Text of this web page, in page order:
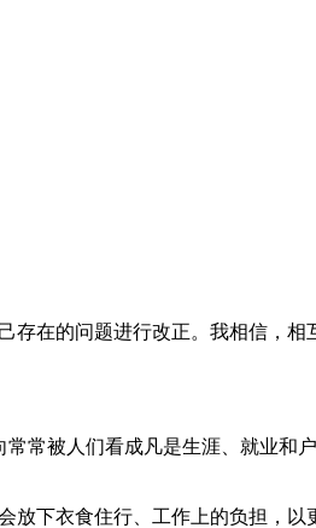
在的问题进行改正。我相信，
常被人们看成凡是生涯、就业和
下衣食住行、工作上的负担，